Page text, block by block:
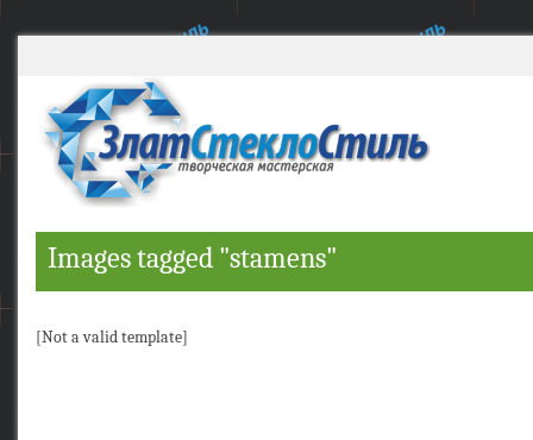
Images tagged "stamens"
[Not a valid template]